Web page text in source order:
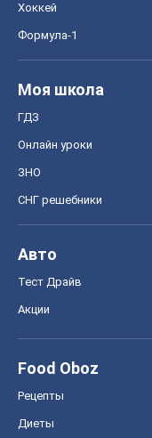
Хоккей
Формула-1
Моя школа
ГДЗ
Онлайн уроки
ЗНО
СНГ решебники
Авто
Тест Драйв
Акции
Food Oboz
Рецепты
Диеты